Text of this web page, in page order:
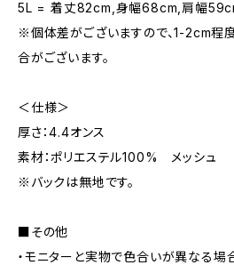
5L = 着丈82cm,身幅68cm,肩幅
※個体差がございますので、1-2cm程
合がございます。
＜仕様＞
厚さ：4.4オンス
素材：ポリエステル100% メッシュ
※バックは無地です。
■その他
・モニターと実物で色合いが異なる場